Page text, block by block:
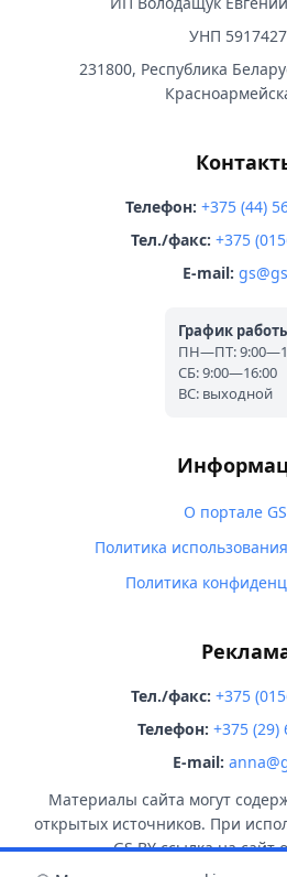
УНП
231800, Республика
Телефон: +375 (44)
Тел./факс: +375
E-mail:
График
ПН—ПТ:
СБ: 9:00—16:00
ВС: выходной
О портале
Политика
Политика
Тел./факс: +375
Телефон: +375 (29)
E-mail:
Материалы сайта могут
открытых источников. При
GS.BY ссылка на сайт